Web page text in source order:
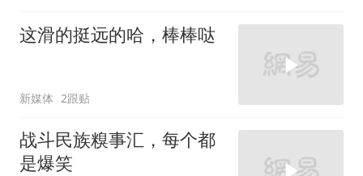
这滑的挺远的哈，棒棒哒
新媒体 2跟贴
战斗民族糗事汇，每个都
是爆笑